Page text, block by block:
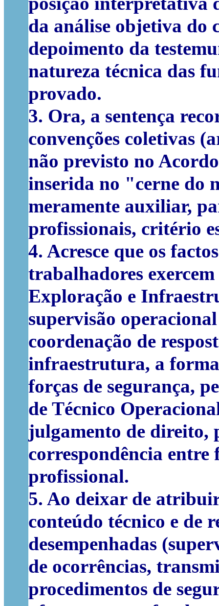
da análise objetiva do
depoimento da
natureza técnica das
provado.
3. Ora, a sentença
convenções coletivas
não previsto no
inserida no "cerne do
meramente auxiliar,
profissionais, critério
4. Acresce que os
trabalhadores
Exploração e
supervisão
coordenação de
infraestrutura, a
forças de segurança,
de Técnico
julgamento de direito,
correspondência entre
profissional.
5. Ao deixar de
conteúdo técnico e de
desempenhadas
de ocorrências,
procedimentos de